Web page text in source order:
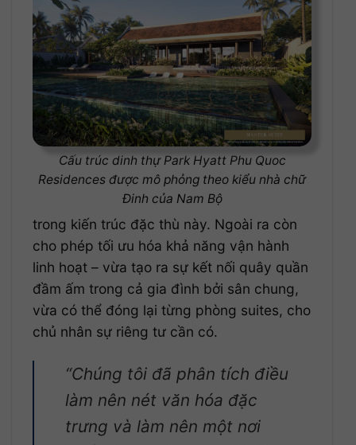
Cấu trúc dinh thự Park Hyatt Phu Quoc
Residences được mô phỏng theo kiểu nhà chữ
Đinh của Nam Bộ
trong kiến trúc đặc thù này. Ngoài ra còn
cho phép tối ưu hóa khả năng vận hành
linh hoạt – vừa tạo ra sự kết nối quây quần
đầm ấm trong cả gia đình bởi sân chung,
vừa có thể đóng lại từng phòng suites, cho
chủ nhân sự riêng tư cần có.
“Chúng tôi đã phân tích điều
làm nên nét văn hóa đặc
trưng và làm nên một nơi